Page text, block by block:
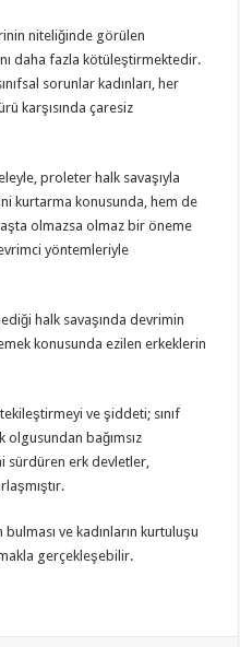
niteliğinde görülen
daha fazla kötüleştirmektedir.
sorunlar kadınları, her
karşısında çaresiz
proleter halk savaşıyla
kurtarma konusunda, hem de
olmazsa olmaz bir öneme
yöntemleriyle
halk savaşında devrimin
konusunda ezilen erkeklerin
ve şiddeti; sınıf
bağımsız
sürdüren erk devletler,
ve kadınların kurtuluşu
gerçekleşebilir.